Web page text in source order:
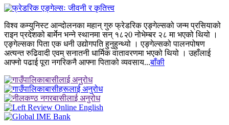
विश्व कम्युनिस्ट आन्दोलनका महान् गुरु फ्रेडरिक एङ्गेल्सको जन्म प्रसियाको
राइन प्रदेशको बार्मेन भन्ने स्थानमा सन् १८२0 नोभेम्बर २८ मा भएको थियो ।
एङ्गेल्सका पिता एक धनी उद्योगपति हुनुहुन्थ्यो । एङ्गेल्सको पालनपोषण
अत्यन्त रुढिवादी एवम् सनातनी धार्मिक वातावरणमा भएको थियो । उहाँलाई
आफ्नो पढाई पूरा नगरिकनै आफ्ना पिताको व्यवसाय...बाँकी